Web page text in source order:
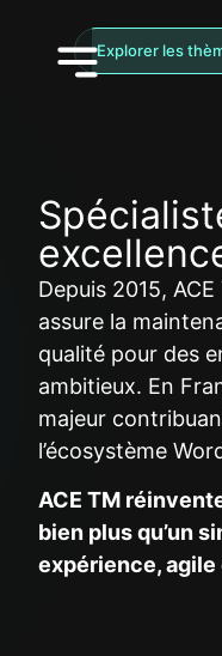
Explorer les
Depuis 2015,
assure la
qualité pour des
ambitieux. En
majeur
l’écosystème
ACE TM
bien plus qu’un
expérience,